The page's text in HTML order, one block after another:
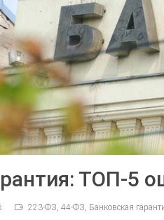
ТОП-5
223-ФЗ, 44-ФЗ, Банковская